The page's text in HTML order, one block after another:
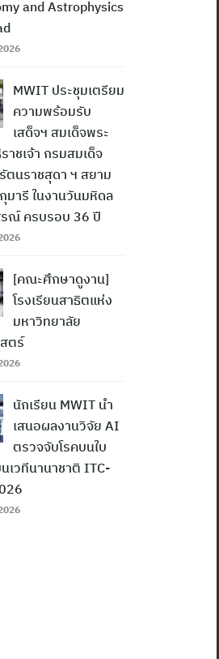
and Astrophysics
MWIT ประชุมเตรียม
ความพร้อมรับ
เสด็จฯ สมเด็จพระ
าชเจ้า กรมสมเด็จ
ตนราชสุดา ฯ สยาม
มารี ในงานวันมหิดล
ณ์ ครบรอบ 36 ปี
[คณะศึกษาดูงาน]
โรงเรียนสาธิตแห่ง
มหาวิทยาลัย
ตร์
นักเรียน MWIT นำ
เสนอผลงานวิจัย AI
ตรวจจับโรคบนใบ
เวทีนานาชาติ ITC-